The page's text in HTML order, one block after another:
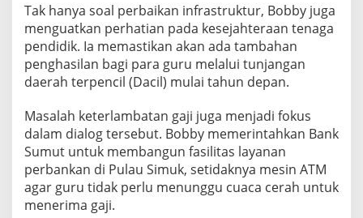
r
b
a
n
a
d
i
P
u
l
a
Tak hanya soal perbaikan infrastruktur, Bobby juga
menguatkan perhatian pada kesejahteraan tenaga
pendidik. Ia memastikan akan ada tambahan
penghasilan bagi para guru melalui tunjangan
daerah terpencil (Dacil) mulai tahun depan.
Masalah keterlambatan gaji juga menjadi fokus
dalam dialog tersebut. Bobby memerintahkan Bank
Sumut untuk membangun fasilitas layanan
perbankan di Pulau Simuk, setidaknya mesin ATM
agar guru tidak perlu menunggu cuaca cerah untuk
menerima gaji.